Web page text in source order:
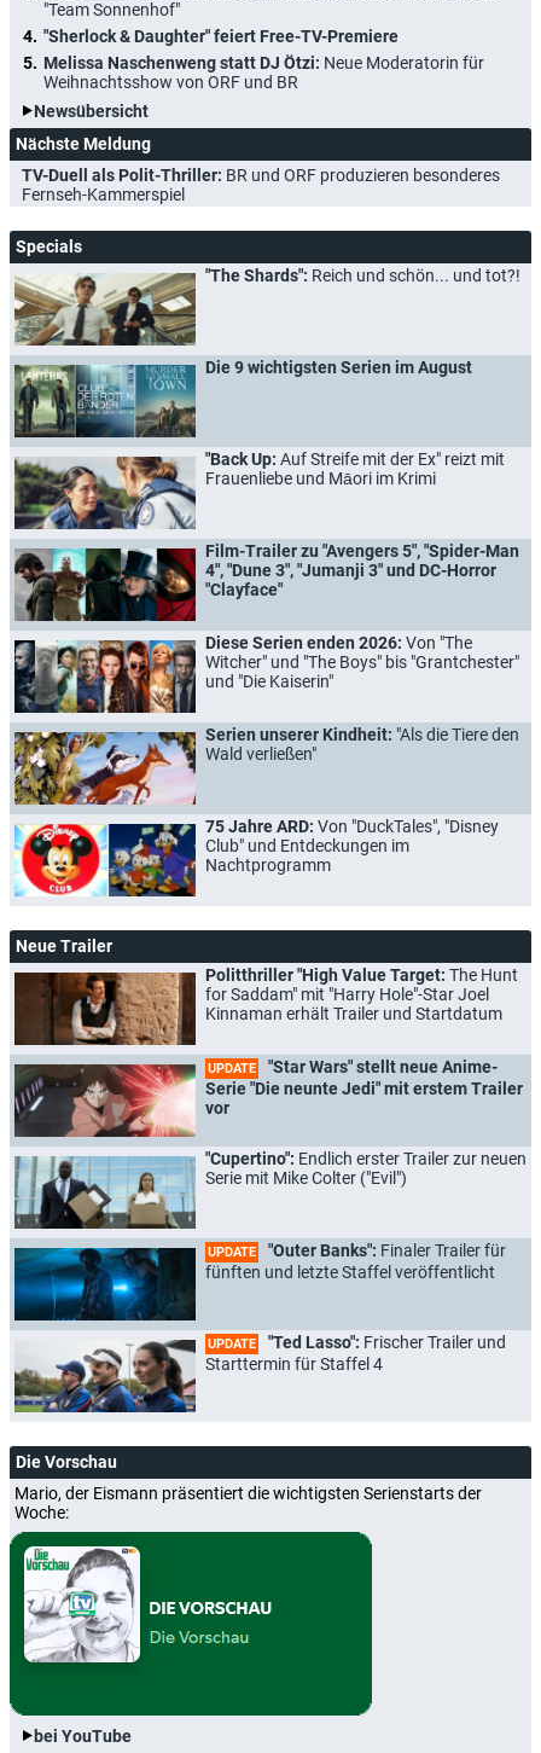
"Team Sonnenhof"
"Sherlock & Daughter" feiert Free-TV-Premiere
Melissa Naschenweng statt DJ Ötzi: Neue Moderatorin für
Weihnachtsshow von ORF und BR
Newsübersicht
Nächste Meldung
TV-Duell als Polit-Thriller: BR und ORF produzieren besonderes
Fernseh-Kammerspiel
Specials
"The Shards": Reich und schön... und tot?!
Die 9 wichtigsten Serien im August
"Back Up: Auf Streife mit der Ex" reizt mit
Frauenliebe und Māori im Krimi
Film-Trailer zu "Avengers 5", "Spider-Man
4", "Dune 3", "Jumanji 3" und DC-Horror
"Clayface"
Diese Serien enden 2026: Von "The
Witcher" und "The Boys" bis "Grantchester"
und "Die Kaiserin"
Serien unserer Kindheit: "Als die Tiere den
Wald verließen"
75 Jahre ARD: Von "DuckTales", "Disney
Club" und Entdeckungen im
Nachtprogramm
Neue Trailer
Politthriller "High Value Target: The Hunt
for Saddam" mit "Harry Hole"-Star Joel
Kinnaman erhält Trailer und Startdatum
UPDATE
"Star Wars" stellt neue Anime-
Serie "Die neunte Jedi" mit erstem Trailer
vor
"Cupertino": Endlich erster Trailer zur neuen
Serie mit Mike Colter ("Evil")
UPDATE "Outer Banks": Finaler Trailer für
fünften und letzte Staffel veröffentlicht
UPDATE "Ted Lasso": Frischer Trailer und
Starttermin für Staffel 4
Die Vorschau
Mario, der Eismann präsentiert die wichtigsten Serienstarts der
Woche:
bei YouTube